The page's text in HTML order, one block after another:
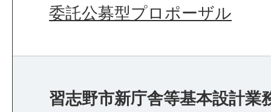
委託公募型プロポーザル
習志野市新庁舎等基本設計業